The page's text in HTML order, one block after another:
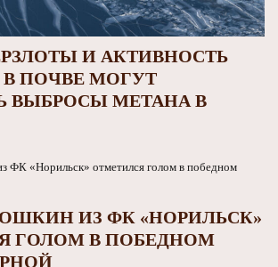
И АКТИВНОСТЬ
ПОЧВЕ МОГУТ
ВЫБРОСЫ МЕТАНА В
ИЗ ФК «НОРИЛЬСК»
ГОЛОМ В ПОБЕДНОМ